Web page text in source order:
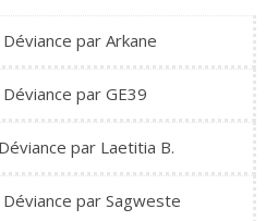
par Arkane
par GE39
par Laetitia B.
par Sagweste